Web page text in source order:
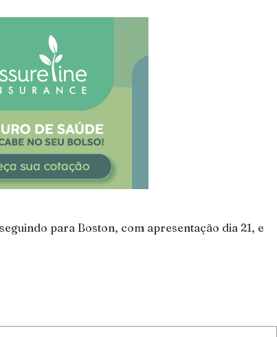
para Boston, com apresentação dia 21, e